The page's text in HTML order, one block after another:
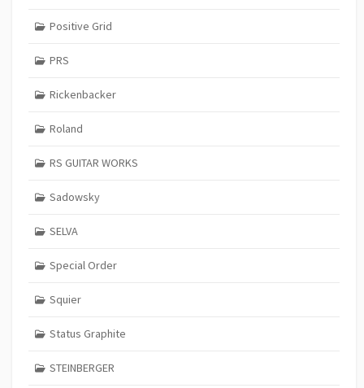
Positive Grid
PRS
Rickenbacker
Roland
RS GUITAR WORKS
Sadowsky
SELVA
Special Order
Squier
Status Graphite
STEINBERGER